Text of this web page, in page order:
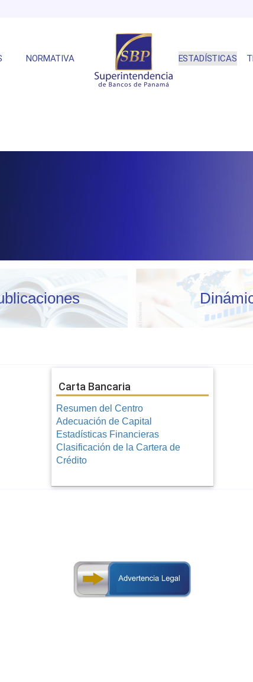
NORMATIVA ESTADÍSTICAS
Carta Bancaria
Resumen del Centro
Adecuación de Capital
Estadísticas Financieras
Clasificación de la Cartera de
Crédito
compilan en los informes oficiales que se publican,